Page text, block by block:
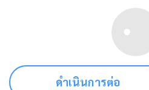
ดำเนินการต่อ